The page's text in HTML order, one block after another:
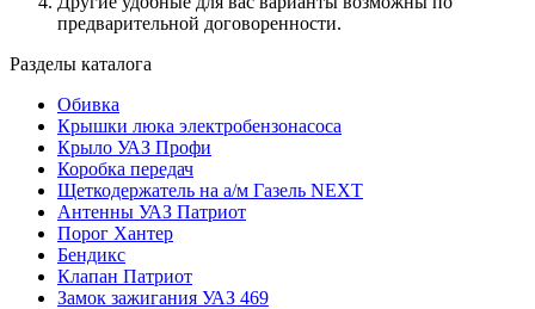
предварительной договоренности.
Разделы каталога
Обивка
Крышки люка электробензонасоса
Крыло УАЗ Профи
Коробка передач
Щеткодержатель на а/м Газель NEXT
Антенны УАЗ Патриот
Порог Хантер
Бендикс
Клапан Патриот
Замок зажигания УАЗ 469